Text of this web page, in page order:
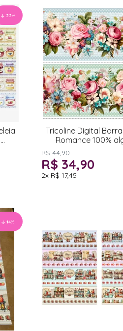
22%
Tricoline Digital
Romance 100%
R$ 44,90
R$ 34,90
2x R$ 17,45
14%